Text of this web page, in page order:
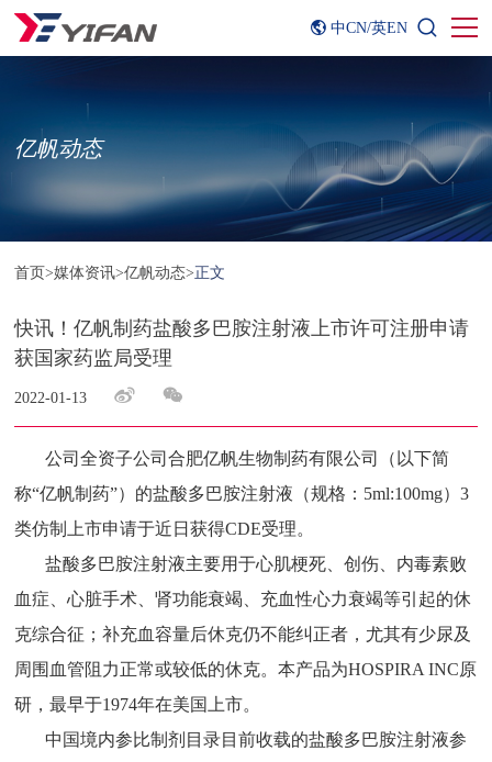
中CN/英EN
亿帆动态
首页>媒体资讯>亿帆动态>正文
快讯！亿帆制药盐酸多巴胺注射液上市许可注册申请
获国家药监局受理
2022-01-13
公司全资子公司合肥亿帆生物制药有限公司（以下简
称“亿帆制药”）的盐酸多巴胺注射液（规格：5ml:100mg）3
类仿制上市申请于近日获得CDE受理。
盐酸多巴胺注射液主要用于心肌梗死、创伤、内毒素败
血症、心脏手术、肾功能衰竭、充血性心力衰竭等引起的休
克综合征；补充血容量后休克仍不能纠正者，尤其有少尿及
周围血管阻力正常或较低的休克。本产品为HOSPIRA INC原
研，最早于1974年在美国上市。
中国境内参比制剂目录目前收载的盐酸多巴胺注射液参